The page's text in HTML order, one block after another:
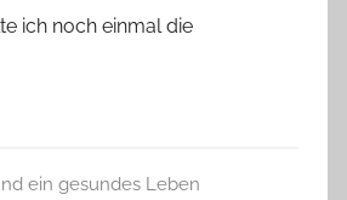
ich noch einmal die
ein gesundes Leben